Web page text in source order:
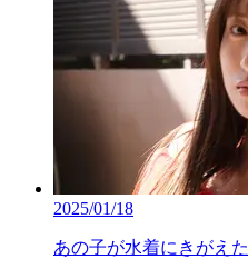
2025/01/18
あの子が水着にきがえ